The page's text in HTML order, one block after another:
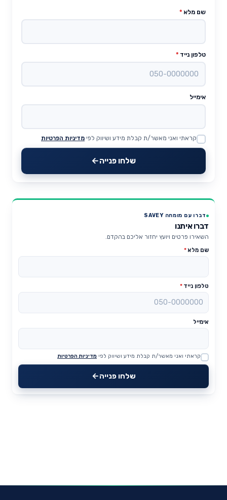
שם מלא *
טלפון נייד *
אימייל
Website
קראתי ואני מאשר/ת קבלת מידע ושיווק לפי מדיניות הפרטיות
שלחו פנייה
דברו עם מומחה SAVEY
דברו איתנו
השאירו פרטים ויועץ יחזור אליכם בהקדם.
שם מלא*
טלפון נייד *
אימייל
Website
קראתי ואני מאשר/ת קבלת מידע ושיווק לפי מדיניות הפרטיות
שלחו פנייה